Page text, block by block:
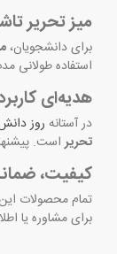
میز تحریر
برای دانشجویان،
استفاده طولانی
هدیه‌ای
در آستانه روز
تحریراست.
کیفیت،
تمام محصولات
برای مشاوره یا